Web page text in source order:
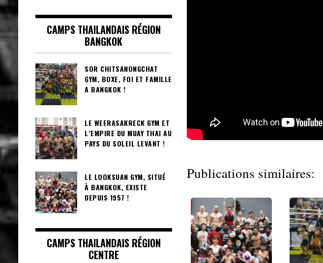
Publications similaires:
CAMPS THAILANDAIS RÉGION
BANGKOK
SOR CHITSANONGCHAT
GYM, BOXE, FOI ET FAMILLE
A BANGKOK !
LE WEERASAKRECK GYM ET
L’EMPIRE DU MUAY THAI AU
PAYS DU SOLEIL LEVANT !
LE LOOKSUAN GYM, SITUÉ
À BANGKOK, EXISTE
DEPUIS 1957 !
CAMPS THAILANDAIS RÉGION
CENTRE